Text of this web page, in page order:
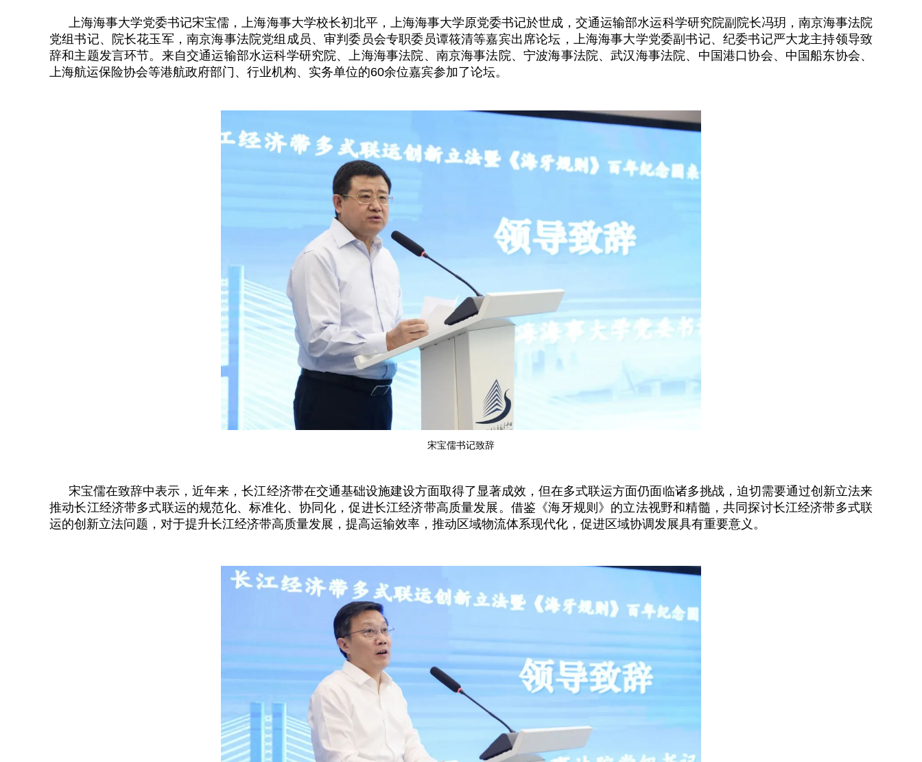
上海海事大学党委书记宋宝儒，上海海事大学校长初北平，上海海事大学原党委书记於世成，交通运输部水运科学研究院副院长冯玥，南京海事法院
党组书记、院长花玉军，南京海事法院党组成员、审判委员会专职委员谭筱清等嘉宾出席论坛，上海海事大学党委副书记、纪委书记严大龙主持领导致
辞和主题发言环节。来自交通运输部水运科学研究院、上海海事法院、南京海事法院、宁波海事法院、武汉海事法院、中国港口协会、中国船东协会、
上海航运保险协会等港航政府部门、行业机构、实务单位的60余位嘉宾参加了论坛。
宋宝儒书记致辞
宋宝儒在致辞中表示，近年来，长江经济带在交通基础设施建设方面取得了显著成效，但在多式联运方面仍面临诸多挑战，迫切需要通过创新立法来
推动长江经济带多式联运的规范化、标准化、协同化，促进长江经济带高质量发展。借鉴《海牙规则》的立法视野和精髓，共同探讨长江经济带多式联
运的创新立法问题，对于提升长江经济带高质量发展，提高运输效率，推动区域物流体系现代化，促进区域协调发展具有重要意义。